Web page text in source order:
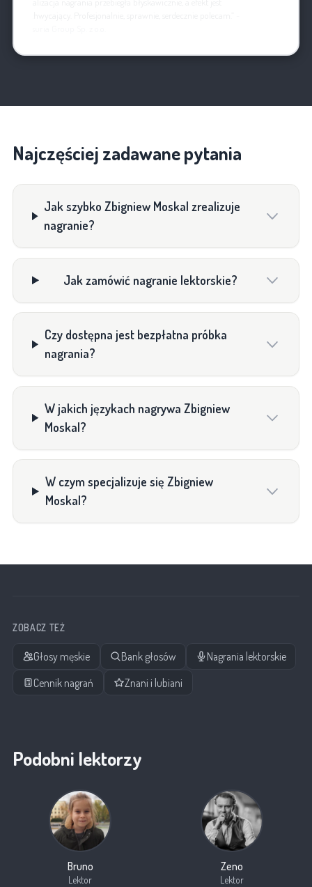
Najczęściej zadawane pytania
Jak szybko Zbigniew Moskal zrealizuje
nagranie?
Jak zamówić nagranie lektorskie?
Czy dostępna jest bezpłatna próbka
nagrania?
W jakich językach nagrywa Zbigniew
Moskal?
W czym specjalizuje się Zbigniew
Moskal?
ZOBACZ TEŻ
Głosy męskie Bank głosów
Nagrania lektorskie
Cennik nagrań
Znani i lubiani
Podobni lektorzy
Bruno
Lektor
Zeno
Lektor